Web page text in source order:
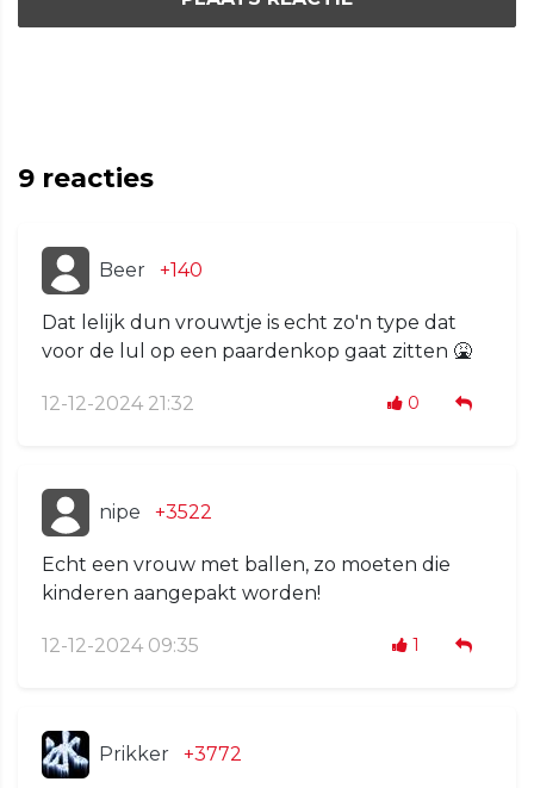
9 reacties
Beer +140
Dat lelijk dun vrouwtje is echt zo'n type dat
voor de lul op een paardenkop gaat zitten 🤮
12-12-2024 21:32 0
nipe +3522
Echt een vrouw met ballen, zo moeten die
kinderen aangepakt worden!
12-12-2024 09:35 1
Prikker +3772